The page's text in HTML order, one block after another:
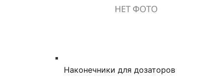
Наконечники для дозаторов